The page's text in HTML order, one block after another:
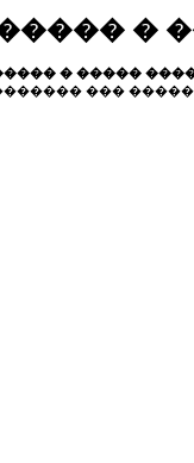
�
� �����
���